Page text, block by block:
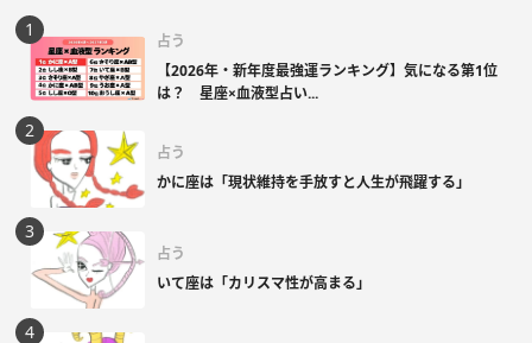
占う
【2026年・新年度最強運ランキング】気になる第1位
は？ 星座×血液型占い...
占う
かに座は「現状維持を手放すと人生が飛躍する」
占う
いて座は「カリスマ性が高まる」